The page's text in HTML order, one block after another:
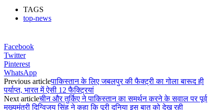
TAGS
top-news
Facebook
Twitter
Pinterest
WhatsApp
Previous articleपाकिस्तान के लिए जबलपुर की फैक्ट्री का गोला बारूद ही
पर्याप्त, भारत में ऐसी 12 फैक्ट्रियां
Next articleचीन और तुर्किए ने पाकिस्तान का समर्थन करने के सवाल पर पूर्व
मुख्यमंत्री दिग्विजय सिंह ने कहा कि पूरी दुनिया इस बात को देख रही